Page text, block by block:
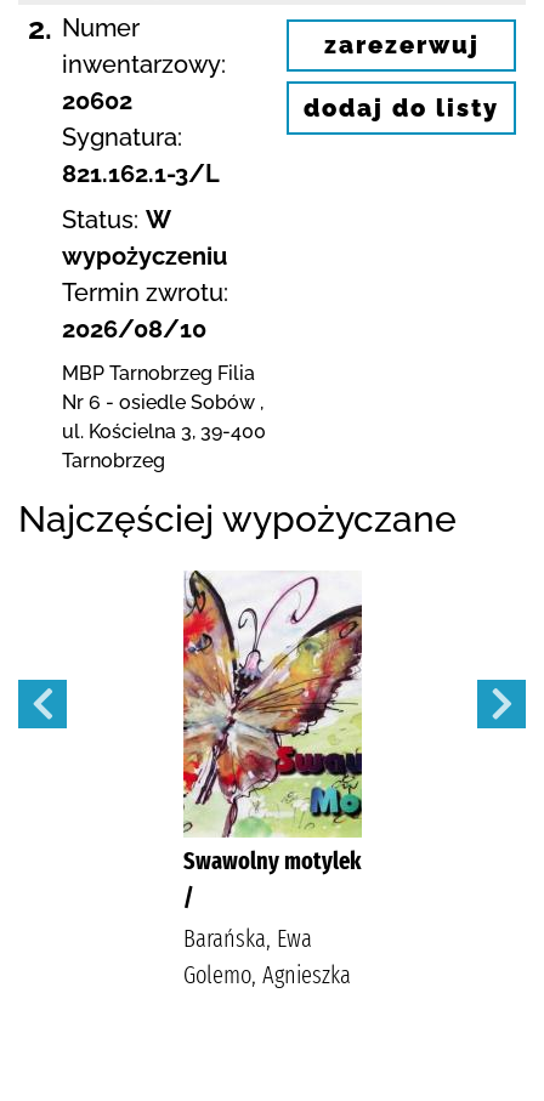
2. Numer
inwentarzowy:
20602
Sygnatura:
821.162.1-3/L
Status: W
wypożyczeniu
Termin zwrotu:
2026/08/10
MBP Tarnobrzeg Filia
Nr 6 - osiedle Sobów ,
ul. Kościelna 3, 39-400
Tarnobrzeg
zarezerwuj
dodaj do listy
Najczęściej wypożyczane
Swawolny motylek
/
Barańska, Ewa
Golemo, Agnieszka